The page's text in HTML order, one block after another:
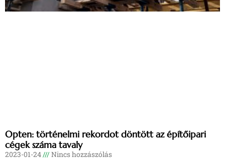
Opten: történelmi rekordot döntött az építőipari
cégek száma tavaly
2023-01-24 Nincs hozzászólás